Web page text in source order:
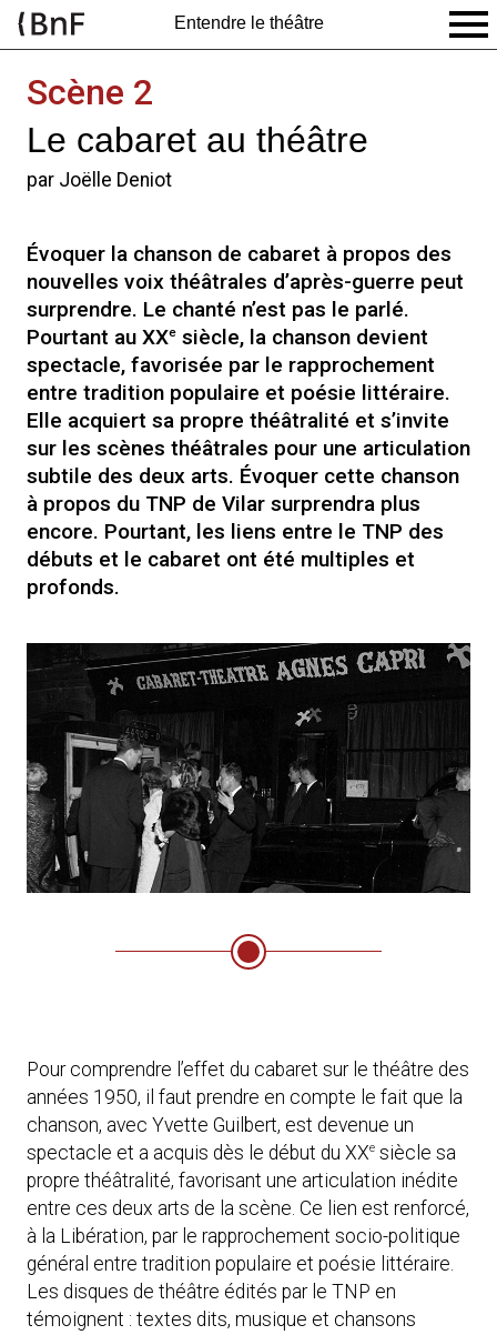
Entendre le théâtre
Scène 2
Le cabaret au théâtre
par Joëlle Deniot
Évoquer la chanson de cabaret à propos des
nouvelles voix théâtrales d’après-guerre peut
surprendre. Le chanté n’est pas le parlé.
Pourtant au XXe siècle, la chanson devient
spectacle, favorisée par le rapprochement
entre tradition populaire et poésie littéraire.
Elle acquiert sa propre théâtralité et s’invite
sur les scènes théâtrales pour une articulation
subtile des deux arts. Évoquer cette chanson
à propos du TNP de Vilar surprendra plus
encore. Pourtant, les liens entre le TNP des
débuts et le cabaret ont été multiples et
profonds.
Pour comprendre l’effet du cabaret sur le théâtre des
années 1950, il faut prendre en compte le fait que la
chanson, avec Yvette Guilbert, est devenue un
spectacle et a acquis dès le début du XXe siècle sa
propre théâtralité, favorisant une articulation inédite
entre ces deux arts de la scène. Ce lien est renforcé,
à la Libération, par le rapprochement socio-politique
général entre tradition populaire et poésie littéraire.
Les disques de théâtre édités par le TNP en
témoignent : textes dits, musique et chansons